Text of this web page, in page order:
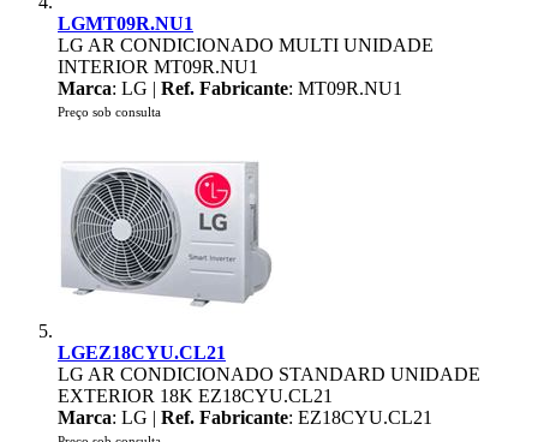
LGMT09R.NU1
LG AR CONDICIONADO MULTI UNIDADE
INTERIOR MT09R.NU1
Marca: LG | Ref. Fabricante: MT09R.NU1
Preço sob consulta
LGEZ18CYU.CL21
LG AR CONDICIONADO STANDARD UNIDADE
EXTERIOR 18K EZ18CYU.CL21
Marca: LG | Ref. Fabricante: EZ18CYU.CL21